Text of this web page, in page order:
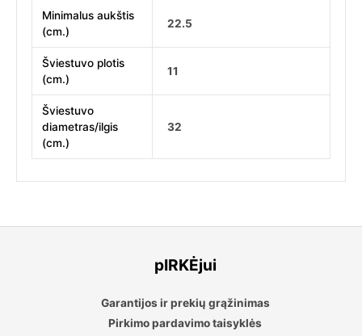
Minimalus aukštis
(cm.)
22.5
Šviestuvo plotis
(cm.)
11
Šviestuvo
diametras/ilgis
(cm.)
32
pIRKĖjui
Garantijos ir prekių grąžinimas
Pirkimo pardavimo taisyklės